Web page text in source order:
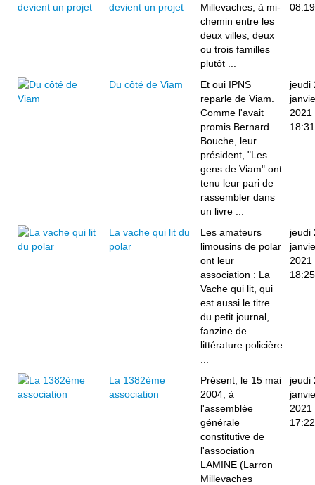
devient un projet
Millevaches, à mi-
chemin entre les
deux villes, deux
ou trois familles
plutôt ...
08:19
Du côté de Viam
Et oui IPNS
reparle de Viam.
Comme l'avait
promis Bernard
Bouche, leur
président, "Les
gens de Viam" ont
tenu leur pari de
rassembler dans
un livre ...
jeudi
2021
18:31
La vache qui lit du
polar
Les amateurs
limousins de polar
ont leur
association : La
Vache qui lit, qui
est aussi le titre
du petit journal,
fanzine de
littérature policière
jeudi
2021
18:25
La 1382ème
association
Présent, le 15 mai
2004, à
l'assemblée
générale
constitutive de
l'association
LAMINE (Larron
Millevaches
jeudi
2021
17:22